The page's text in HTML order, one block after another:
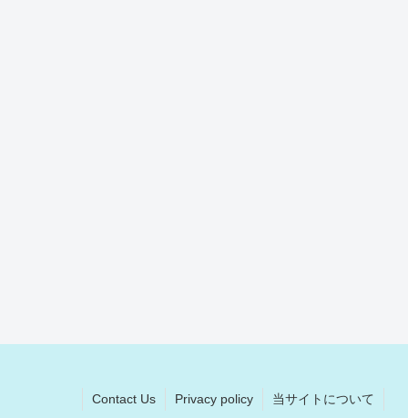
Contact Us Privacy policy 当サイトについて